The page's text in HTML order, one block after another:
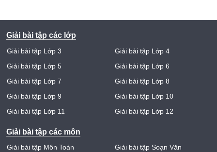
Giải bài tập các lớp
Giải bài tập Lớp 3
Giải bài tập Lớp 4
Giải bài tập Lớp 5
Giải bài tập Lớp 6
Giải bài tập Lớp 7
Giải bài tập Lớp 8
Giải bài tập Lớp 9
Giải bài tập Lớp 10
Giải bài tập Lớp 11
Giải bài tập Lớp 12
Giải bài tập các môn
Giải bài tập Môn Toán
Giải bài tập Soạn Văn